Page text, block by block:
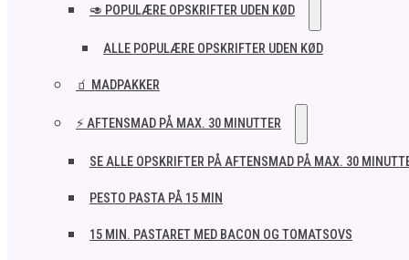
🥑 POPULÆRE OPSKRIFTER UDEN KØD
ALLE POPULÆRE OPSKRIFTER UDEN KØD
🧃 MADPAKKER
⚡ AFTENSMAD PÅ MAX. 30 MINUTTER
SE ALLE OPSKRIFTER PÅ AFTENSMAD PÅ MAX. 30
PESTO PASTA PÅ 15 MIN
15 MIN. PASTARET MED BACON OG TOMATSOVS